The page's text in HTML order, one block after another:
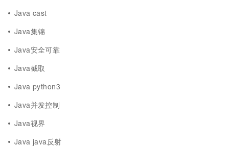
Java cast
Java集锦
Java安全可靠
Java截取
Java python3
Java并发控制
Java视界
Java java反射